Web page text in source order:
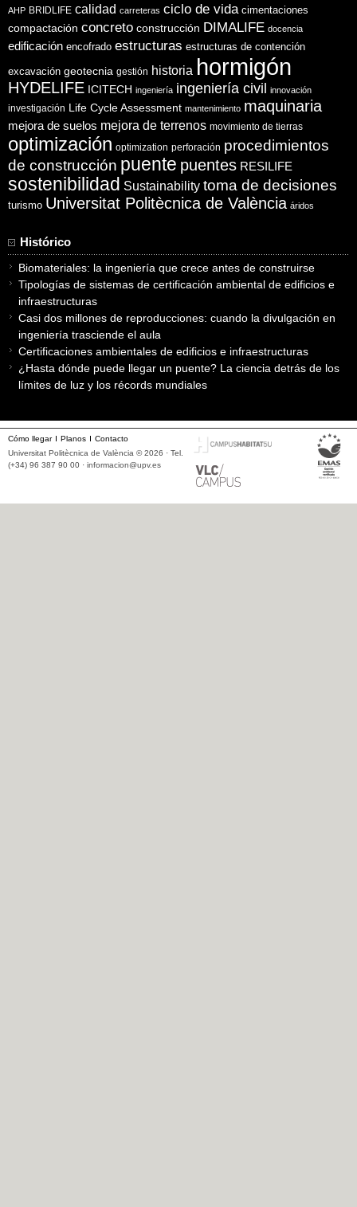
AHP BRIDLIFE calidad carreteras ciclo de vida cimentaciones
compactación concreto construcción DIMALIFE docencia
edificación encofrado estructuras estructuras de contención
excavación geotecnia gestión historia hormigón
HYDELIFE ICITECH ingeniería ingeniería civil innovación
investigación Life Cycle Assessment mantenimiento maquinaria
mejora de suelos mejora de terrenos movimiento de tierras
optimización optimization perforación procedimientos
de construcción puente puentes RESILIFE
sostenibilidad Sustainability toma de decisiones
turismo Universitat Politècnica de València áridos
Histórico
Biomateriales: la ingeniería que crece antes de construirse
Tipologías de sistemas de certificación ambiental de edificios e
infraestructuras
Casi dos millones de reproducciones: cuando la divulgación en
ingeniería trasciende el aula
Certificaciones ambientales de edificios e infraestructuras
¿Hasta dónde puede llegar un puente? La ciencia detrás de los
límites de luz y los récords mundiales
Cómo llegar Planos
Contacto
Universitat Politècnica de València © 2026 · Tel.
(+34) 96 387 90 00 · informacion@upv.es